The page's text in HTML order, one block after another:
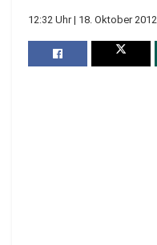
12:32 Uhr | 18. Oktober 2012